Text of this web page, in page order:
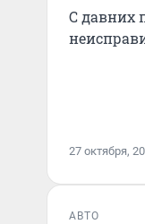
С давних
27 октября,
АВТО